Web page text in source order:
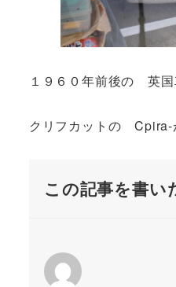
１９６０年前後の 英
クリフカットの
この記事を書い